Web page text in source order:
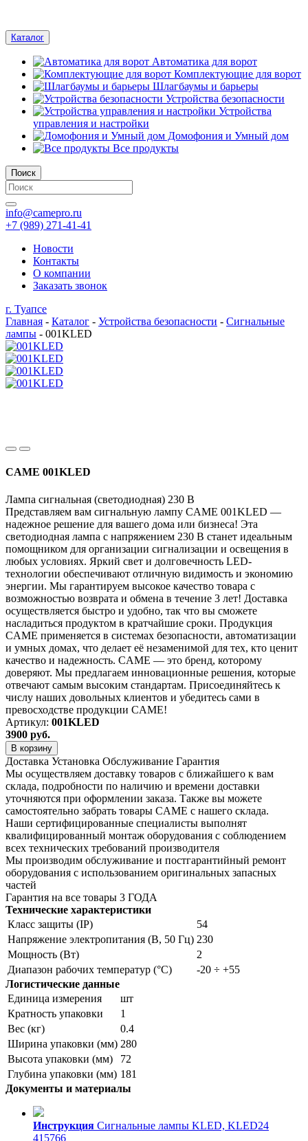
Каталог
Автоматика для ворот
Комплектующие для ворот
Шлагбаумы и барьеры
Устройства безопасности
Устройства
управления и настройки
Домофония и Умный дом
Все продукты
Поиск
info@camepro.ru
+7 (989) 271-41-41
Новости
Контакты
О компании
Заказать звонок
г. Туапсе
Главная - Каталог - Устройства безопасности - Сигнальные
лампы - 001KLED
CAME 001KLED
Лампа сигнальная (светодиодная) 230 В
Представляем вам сигнальную лампу CAME 001KLED —
надежное решение для вашего дома или бизнеса! Эта
светодиодная лампа с напряжением 230 В станет идеальным
помощником для организации сигнализации и освещения в
любых условиях. Яркий свет и долговечность LED-
технологии обеспечивают отличную видимость и экономию
энергии. Мы гарантируем высокое качество товара с
возможностью возврата и обмена в течение 3 лет! Доставка
осуществляется быстро и удобно, так что вы сможете
насладиться продуктом в кратчайшие сроки. Продукция
CAME применяется в системах безопасности, автоматизации
и умных домах, что делает её незаменимой для тех, кто ценит
качество и надежность. CAME — это бренд, которому
доверяют. Мы предлагаем инновационные решения, которые
отвечают самым высоким стандартам. Присоединяйтесь к
числу наших довольных клиентов и убедитесь сами в
превосходстве продукции CAME!
Артикул: 001KLED
3900 руб.
В корзину
Доставка Установка Обслуживание Гарантия
Мы осуществляем доставку товаров с ближайшего к вам
склада, подробности по наличию и времени доставки
уточняются при оформлении заказа. Также вы можете
самостоятельно забрать товары CAME с нашего склада.
Наши сертифицированные специалисты выполнят
квалифицированный монтаж оборудования с соблюдением
всех технических требований производителя
Мы производим обслуживание и постгарантийный ремонт
оборудования с использованием оригинальных запасных
частей
Гарантия на все товары 3 ГОДА
Технические характеристики
Класс защиты (IP)
54
Напряжение электропитания (В, 50 Гц) 230
Мощность (Вт)
2
Диапазон рабочих температур (°C)
-20 ÷ +55
Логистические данные
Единица измерения
шт
Кратность упаковки
1
Вес (кг)
0.4
Ширина упаковки (мм) 280
Высота упаковки (мм)
72
Глубина упаковки (мм) 181
Документы и материалы
Инструкция Сигнальные лампы KLED, KLED24
415766